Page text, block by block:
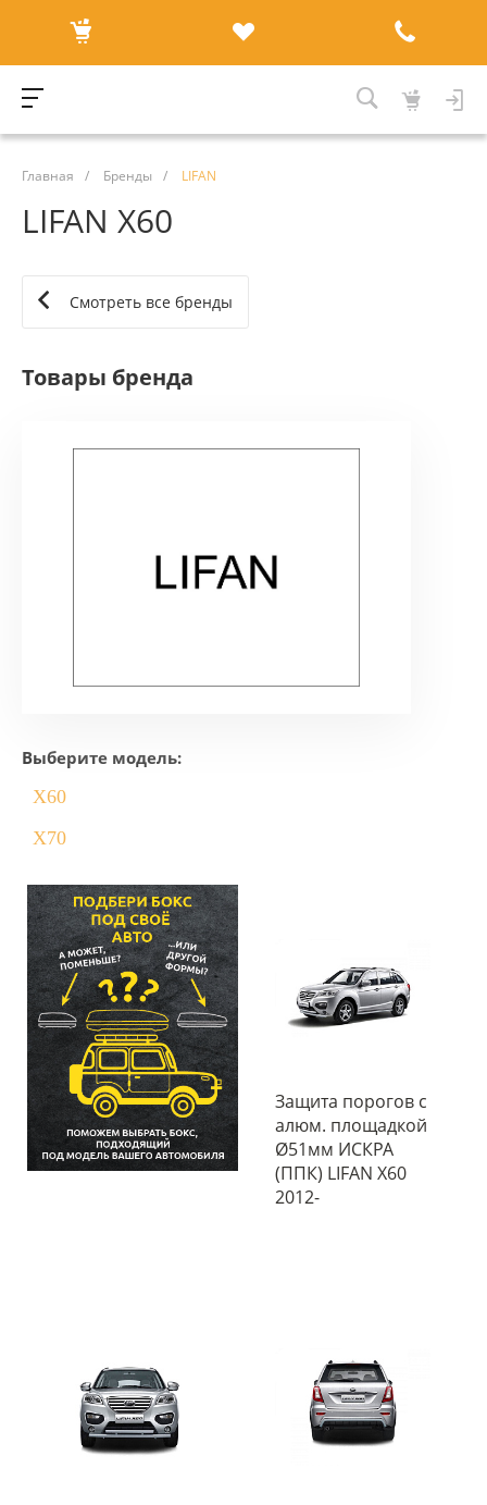
Главная / Бренды / LIFAN
LIFAN X60
Смотреть все бренды
Товары бренда
Выберите модель:
X60
X70
Защита порогов с
алюм. площадкой
Ø51мм ИСКРА
(ППК) LIFAN X60
2012-